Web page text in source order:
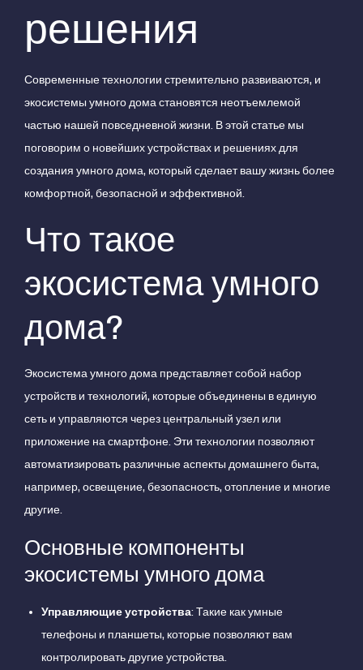
решения
Современные технологии стремительно развиваются, и
экосистемы умного дома становятся неотъемлемой
частью нашей повседневной жизни. В этой статье мы
поговорим о новейших устройствах и решениях для
создания умного дома, который сделает вашу жизнь более
комфортной, безопасной и эффективной.
Что такое
экосистема умного
дома?
Экосистема умного дома представляет собой набор
устройств и технологий, которые объединены в единую
сеть и управляются через центральный узел или
приложение на смартфоне. Эти технологии позволяют
автоматизировать различные аспекты домашнего быта,
например, освещение, безопасность, отопление и многие
другие.
Основные компоненты
экосистемы умного дома
Управляющие устройства: Такие как умные
телефоны и планшеты, которые позволяют вам
контролировать другие устройства.